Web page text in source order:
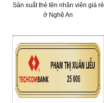
Sản xuất thẻ tên nhân viên giá rẻ
ở Nghệ An